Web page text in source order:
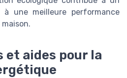
une meilleure performance
et aides pour la